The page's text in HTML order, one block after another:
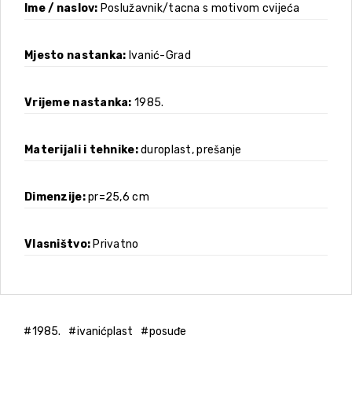
Ime / naslov Poslužavnik/tacna s motivom cvijeća
Mjesto nastanka Ivanić-Grad
Vrijeme nastanka 1985.
Materijali i tehnike duroplast, prešanje
Dimenzije pr=25,6 cm
Vlasništvo Privatno
1985. ivanićplast posuđe